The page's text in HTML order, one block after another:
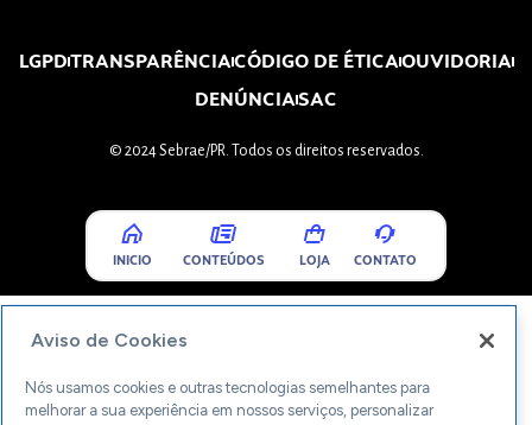
LGPDTRANSPARÊNCIACÓDIGO DE ÉTICAOUVIDORIA
DENÚNCIASAC
© 2024 Sebrae/PR. Todos os direitos reservados.
INICIO CONTEÚDOS LOJA CONTATO
Aviso de Cookies
Nós usamos cookies e outras tecnologias semelhantes para
melhorar a sua experiência em nossos serviços, personalizar